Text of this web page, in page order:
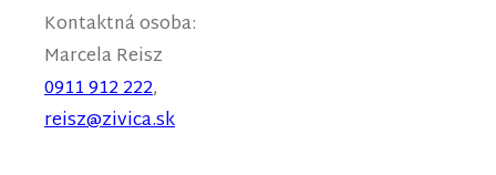
Kontaktná osoba:
MarcelaReisz
0911 912 222,
reisz@zivica.sk